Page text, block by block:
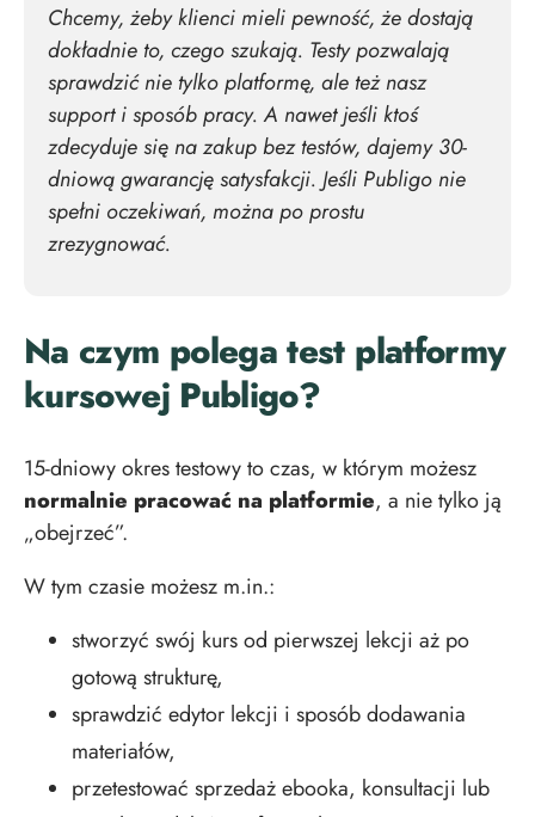
Chcemy, żeby klienci mieli pewność, że dostają
dokładnie to, czego szukają. Testy pozwalają
sprawdzić nie tylko platformę, ale też nasz
support i sposób pracy. A nawet jeśli ktoś
zdecyduje się na zakup bez testów, dajemy 30-
dniową gwarancję satysfakcji. Jeśli Publigo nie
spełni oczekiwań, można po prostu
zrezygnować.
Na czym polega test platformy
kursowej Publigo?
15-dniowy okres testowy to czas, w którym możesz
normalnie pracować na platformie, a nie tylko ją
„obejrzeć”.
W tym czasie możesz m.in.:
stworzyć swój kurs od pierwszej lekcji aż po
gotową strukturę,
sprawdzić edytor lekcji i sposób dodawania
materiałów,
przetestować sprzedaż ebooka, konsultacji lub